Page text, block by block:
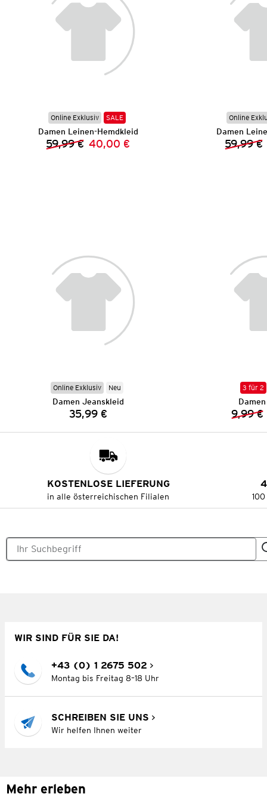
Online Exklusiv SALE
Damen Leinen-Hemdkleid
Vorheriger Preis:
59,99 € Neuer Preis:
40,00 €
Online
Damen
59,99 €
Online Exklusiv Neu
Damen Jeanskleid
Preis:
35,99 €
3 für 2
9,99 €
KOSTENLOSE LIEFERUNG
in alle österreichischen Filialen
WIR SIND FÜR SIE DA!
+43 (0) 1 2675 502
Montag bis Freitag 8–18 Uhr
SCHREIBEN SIE UNS
Wir helfen Ihnen weiter
Mehr erleben